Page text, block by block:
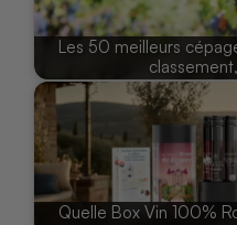
Les 50 meilleurs
Quelle Box Vin 100%